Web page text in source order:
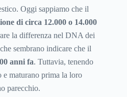
Oggi sappiamo che il
di circa 12.000 o 14.000
la differenza nel DNA dei
sembrano indicare che il
anni fa. Tuttavia, tenendo
e maturano prima la loro
parecchio.